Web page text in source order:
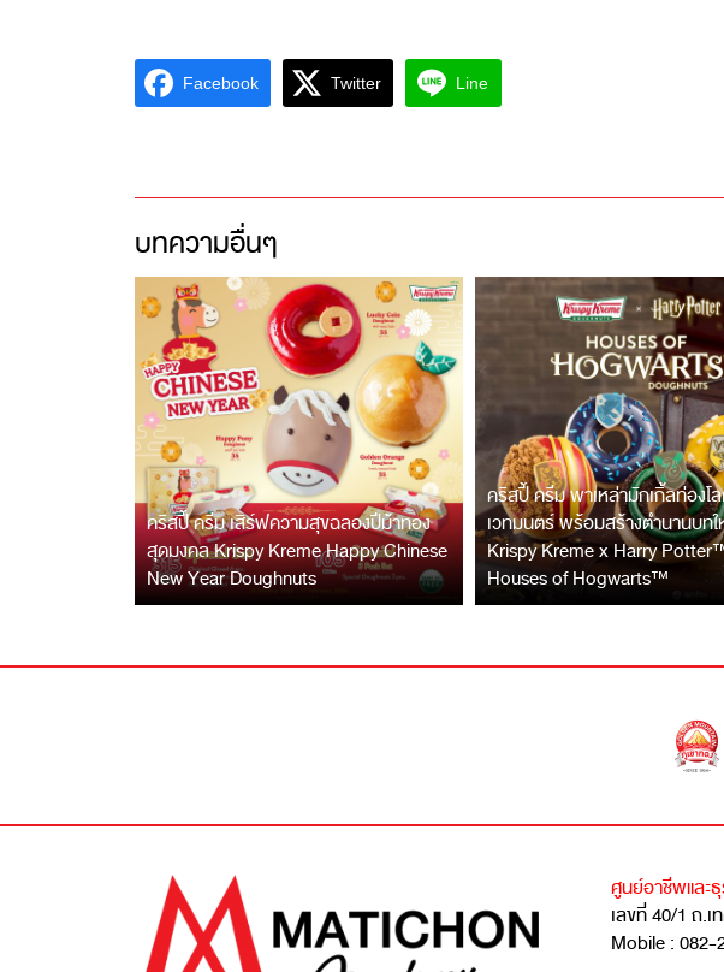
Facebook Twitter Line
บทความอื่นๆ
คริสปี้ ครีม เสิร์ฟความสุขฉลองปีม้าทอง
สุดมงคล Krispy Kreme Happy Chinese
New Year Doughnuts
คริสปี้ ครีม พาเหล่ามักเกิ้ลท่องโ
เวทมนตร์ พร้อมสร้างตำนานบทใ
Krispy Kreme x Harry
Houses of Hogwarts™
ศูนย์อาชีพและ
เลขที่ 40/1 ถ.เ
Mobile : 082-